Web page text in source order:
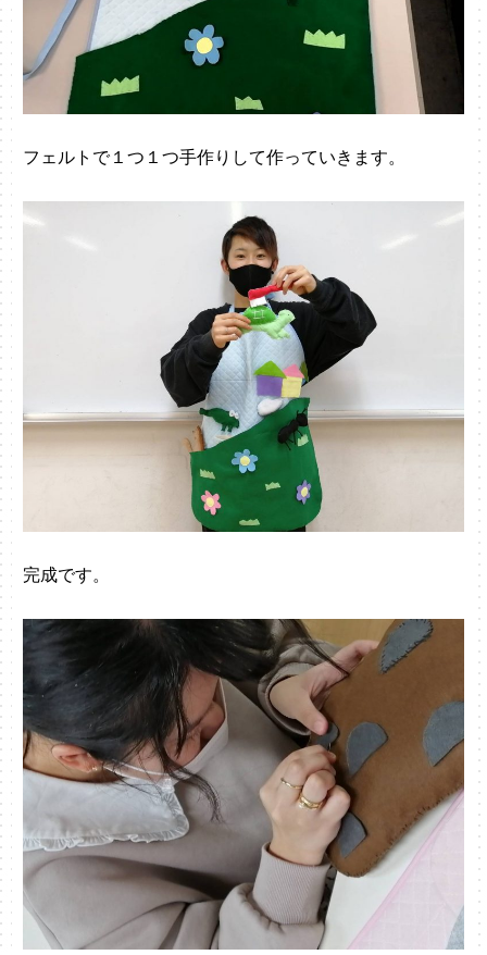
フェルトで１つ１つ手作りして作っていきます。
完成です。